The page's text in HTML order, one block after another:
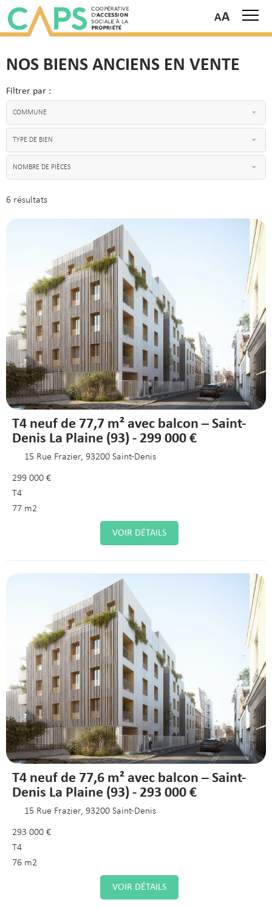
NOS BIENS ANCIENS EN VENTE
Filtrer par :
COMMUNE
TYPE DE BIEN
NOMBRE DE PIÈCES
6 résultats
T4 neuf de 77,7 m² avec balcon – Saint-
Denis La Plaine (93) - 299 000 €
15 Rue Frazier, 93200 Saint-Denis
299 000 €
T4
77 m2
VOIR DÉTAILS
T4 neuf de 77,6 m² avec balcon – Saint-
Denis La Plaine (93) - 293 000 €
15 Rue Frazier, 93200 Saint-Denis
293 000 €
T4
76 m2
VOIR DÉTAILS
A